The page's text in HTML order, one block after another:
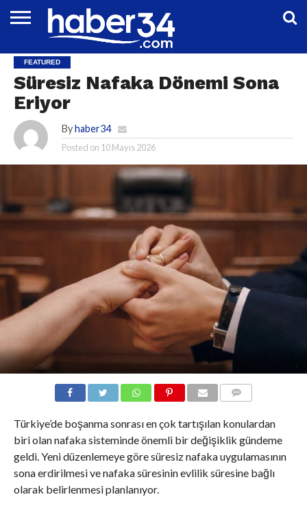
EĞITIM
EKONOMI
GENEL
MAGAZIN
OTOMOTIV
SIYASET
SPOR
TEKNOLOJI
FEATURED
Süresiz Nafaka Dönemi Sona
Eriyor
By haber34
Posted on 10 Mayıs 2026
Türkiye’de boşanma sonrası en çok tartışılan konulardan
biri olan nafaka sisteminde önemli bir değişiklik gündeme
geldi. Yeni düzenlemeye göre süresiz nafaka uygulamasının
sona erdirilmesi ve nafaka süresinin evlilik süresine bağlı
olarak belirlenmesi planlanıyor.